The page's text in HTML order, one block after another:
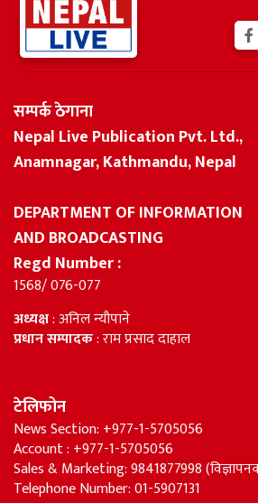
सम्पर्क ठेगाना
Nepal Live Publication Pvt. Ltd.,
Anamnagar, Kathmandu, Nepal
DEPARTMENT OF INFORMATION
AND BROADCASTING
Regd Number :
1568/ 076-077
अध्यक्ष: अनिल न्यौपाने
प्रधान सम्पादक: राम प्रसाद दाहाल
टेलिफोन
News Section: +977-1-5705056
Account : +977-1-5705056
Sales & Marketing: 9841877998
Telephone Number: 01-5907131